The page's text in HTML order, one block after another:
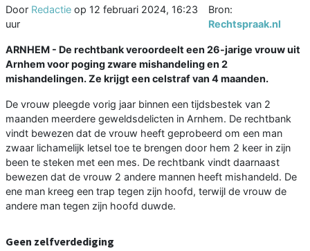
Door Redactie op 12 februari 2024, 16:23
uur
Bron:
Rechtspraak.nl
ARNHEM - De rechtbank veroordeelt een 26-jarige vrouw uit
Arnhem voor poging zware mishandeling en 2
mishandelingen. Ze krijgt een celstraf van 4 maanden.
De vrouw pleegde vorig jaar binnen een tijdsbestek van 2
maanden meerdere geweldsdelicten in Arnhem. De rechtbank
vindt bewezen dat de vrouw heeft geprobeerd om een man
zwaar lichamelijk letsel toe te brengen door hem 2 keer in zijn
been te steken met een mes. De rechtbank vindt daarnaast
bewezen dat de vrouw 2 andere mannen heeft mishandeld. De
ene man kreeg een trap tegen zijn hoofd, terwijl de vrouw de
andere man tegen zijn hoofd duwde.
Geen zelfverdediging